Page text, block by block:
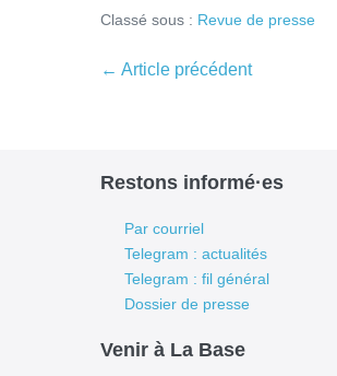
Classé sous : Revue de presse
Navigation
← Article précédent
Restons informé·es
Par courriel
Telegram : actualités
Telegram : fil général
Dossier de presse
Venir à La Base